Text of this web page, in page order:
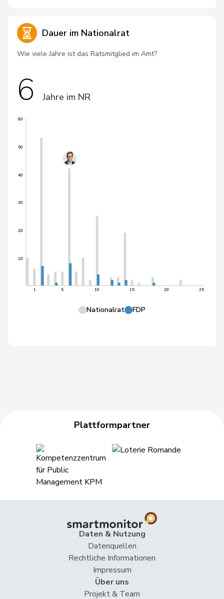
Dauer im Nationalrat
Wie viele Jahre ist das Ratsmitglied im Amt?
6 Jahre im NR
10
20
30
40
50
60
1 5 10 15 20 25
Nationalrat FDP
Plattformpartner
Daten & Nutzung
Datenquellen
Rechtliche Informationen
Impressum
Über uns
Projekt & Team